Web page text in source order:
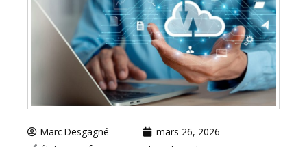
Marc Desgagné
mars 26, 2026